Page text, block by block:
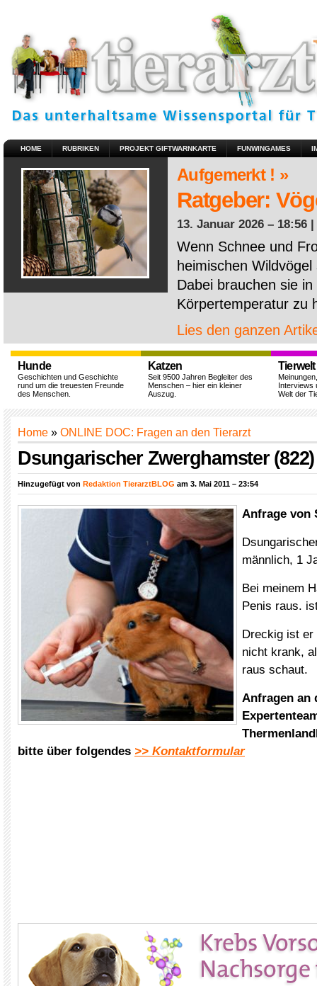
HOME RUBRIKEN PROJEKT GIFTWARNKARTE FUNWINGAMES
Aufgemerkt ! »
Ratgeber:
13. Januar 2026 – 18:56 |
Wenn Schnee und
heimischen
Dabei brauchen sie
Körpertemperatur zu
Lies den ganzen
Hunde
Geschichten und Geschichte
rund um die treuesten Freunde
des Menschen.
Katzen
Seit 9500 Jahren Begleiter des
Menschen – hier ein kleiner
Auszug.
Tierwelt
Interviews
Welt der
Home » ONLINE DOC: Fragen an den Tierarzt
Dsungarischer Zwerghamster (822)
Hinzugefügt von Redaktion TierarztBLOG am 3. Mai 2011 – 23:54
Anfrage von
männlich, 1
Bei meinem
Penis raus.
Dreckig ist er
nicht krank,
raus schaut.
Anfragen an
bitte über folgendes >> Kontaktformular